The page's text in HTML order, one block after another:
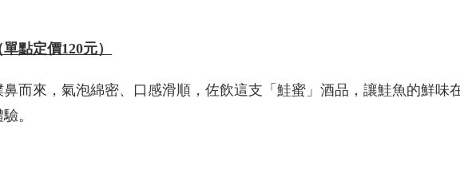
單點定價120元）
而來，氣泡綿密、口感滑順，佐飲這支「鮭蜜」酒品，讓鮭魚的鮮味
。